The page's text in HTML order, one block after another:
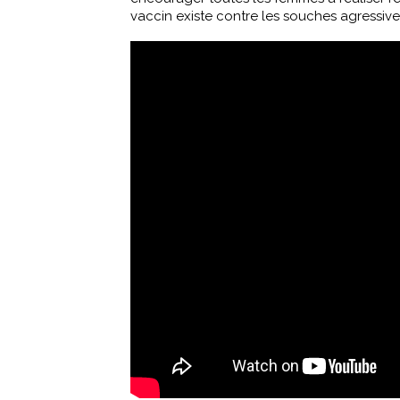
vaccin existe contre les souches